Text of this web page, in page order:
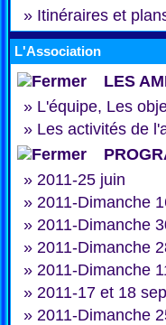
» Itinéraires et
L'Association
LES
» L'équipe, Les
» Les activités de
» 2011-25 juin
» 2011-Dimanche
» 2011-Dimanche
» 2011-Dimanche
» 2011-Dimanche
» 2011-17 et 18
» 2011-Dimanche